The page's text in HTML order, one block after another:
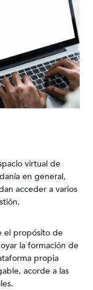
virtual de
en general,
acceder a varios
el propósito de
la formación de
propia
acorde a las